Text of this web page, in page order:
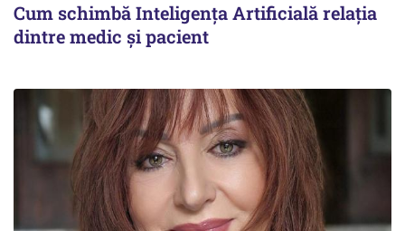
Cum schimbă Inteligența Artificială relația
dintre medic și pacient